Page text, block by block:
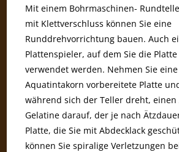
Mit einem Bohrmaschinen-
mit Klettverschluss können Sie eine
Runddrehvorrichtung bauen. Auch
Plattenspieler, auf dem Sie die
verwendet werden. Nehmen Sie
Aquatintakorn vorbereitete Platte
während sich der Teller dreht, einen
Gelatine darauf, der je nach
Platte, die Sie mit Abdecklack
können Sie spiralige Verletzungen